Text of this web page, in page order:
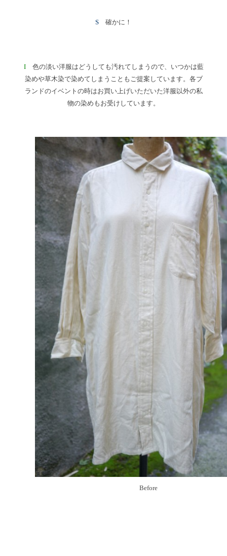
S 確かに！
I色の淡い洋服はどうしても汚れてしまうので、いつかは藍
染めや草木染で染めてしまうこともご提案しています。各ブ
ランドのイベントの時はお買い上げいただいた洋服以外の私
物の染めもお受けしています。
Before